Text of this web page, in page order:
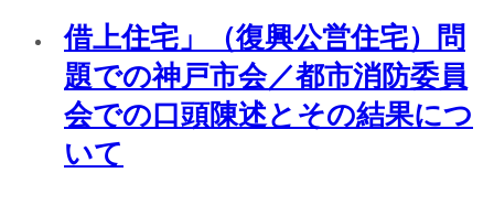
借上住宅」（復興公営住宅）問
題での神戸市会／都市消防委員
会での口頭陳述とその結果につ
いて